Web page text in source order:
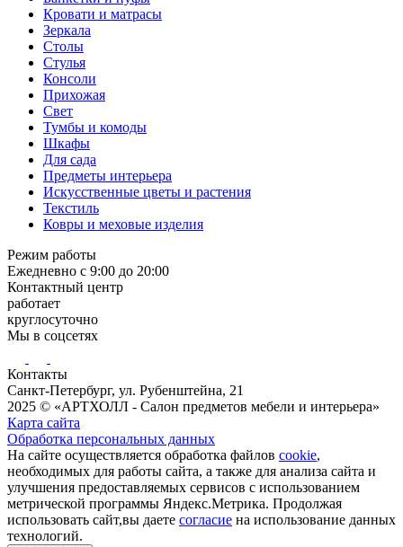
Кровати и матрасы
Зеркала
Столы
Стулья
Консоли
Прихожая
Свет
Тумбы и комоды
Шкафы
Для сада
Предметы интерьера
Искусственные цветы и растения
Текстиль
Ковры и меховые изделия
Режим работы
Ежедневно с 9:00 до 20:00
Контактный центр
работает
круглосуточно
Мы в соцсетях
Контакты
Санкт-Петербург, ул. Рубенштейна, 21
2025 © «АРТХОЛЛ - Салон предметов мебели и интерьера»
Карта сайта
Обработка персональных данных
На сайте осуществляется обработка файлов cookie,
необходимых для работы сайта, а также для анализа сайта и
улучшения предоставляемых сервисов с использованием
метрической программы Яндекс.Метрика. Продолжая
использовать сайт,вы даете согласие на использование данных
технологий.